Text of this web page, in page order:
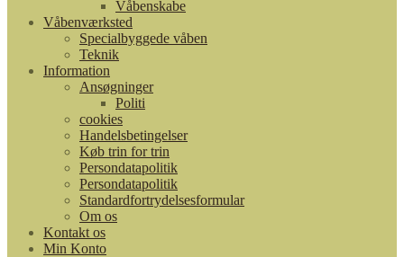
Våbenskabe
Våbenværksted
Specialbyggede våben
Teknik
Information
Ansøgninger
Politi
cookies
Handelsbetingelser
Køb trin for trin
Persondatapolitik
Persondatapolitik
Standardfortrydelsesformular
Om os
Kontakt os
Min Konto